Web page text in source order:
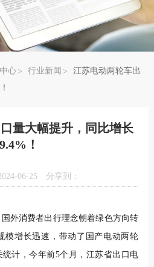
心 行业新闻
江苏电动两轮车出
量大幅提升，同比增长
9.4%！
06-25 分享到：
外消费者出行理念朝着绿色方向转
模增长迅速，带动了国产电动两轮
统计，今年前5个月，江苏省出口电